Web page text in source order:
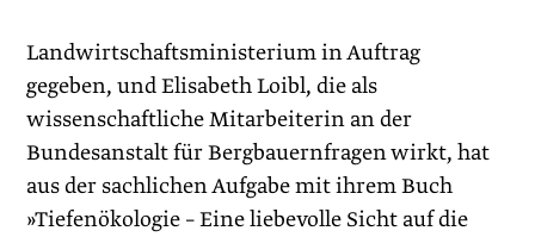
Landwirtschaftsministerium in Auftrag
gegeben, und Elisabeth Loibl, die als
wissenschaftliche Mitarbeiterin an der
Bundesanstalt für Bergbauernfragen wirkt, hat
aus der sachlichen Aufgabe mit ihrem Buch
»Tiefenökologie – Eine liebevolle Sicht auf die